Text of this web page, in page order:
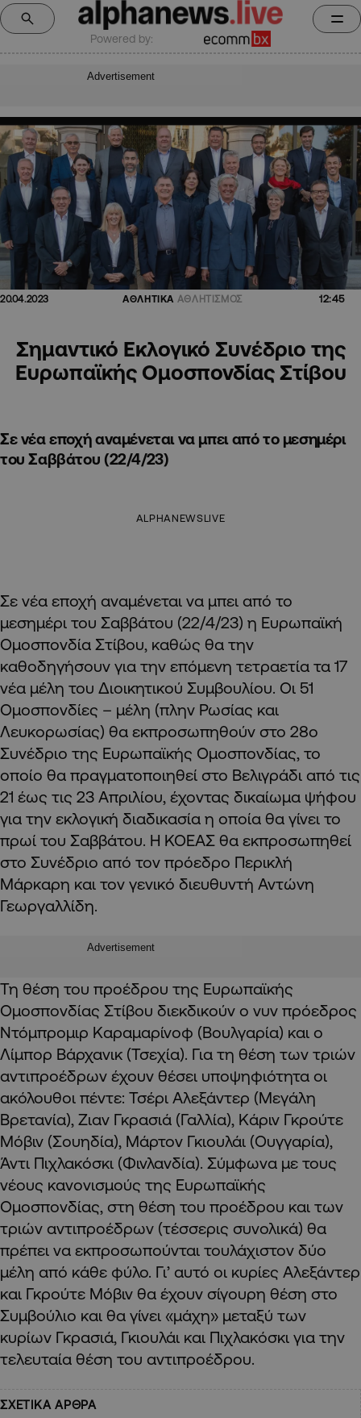
Powered by:
Advertisement
20.04.2023 ΑΘΛΗΤΙΚΑ ΑΘΛΗΤΙΣΜΟΣ 12:45
Σημαντικό Εκλογικό Συνέδριο της
Ευρωπαϊκής Ομοσπονδίας Στίβου
Σε νέα εποχή αναμένεται να μπει από το μεσημέρι
του Σαββάτου (22/4/23)
ALPHANEWSLIVE
Σε νέα εποχή αναμένεται να μπει από το
μεσημέρι του Σαββάτου (22/4/23) η Ευρωπαϊκή
Ομοσπονδία Στίβου, καθώς θα την
καθοδηγήσουν για την επόμενη τετραετία τα 17
νέα μέλη του Διοικητικού Συμβουλίου. Οι 51
Ομοσπονδίες – μέλη (πλην Ρωσίας και
Λευκορωσίας) θα εκπροσωπηθούν στο 28ο
Συνέδριο της Ευρωπαϊκής Ομοσπονδίας, το
οποίο θα πραγματοποιηθεί στο Βελιγράδι από τις
21 έως τις 23 Απριλίου, έχοντας δικαίωμα ψήφου
για την εκλογική διαδικασία η οποία θα γίνει το
πρωί του Σαββάτου. Η ΚΟΕΑΣ θα εκπροσωπηθεί
στο Συνέδριο από τον πρόεδρο Περικλή
Μάρκαρη και τον γενικό διευθυντή Αντώνη
Γεωργαλλίδη.
Advertisement
Τη θέση του προέδρου της Ευρωπαϊκής
Ομοσπονδίας Στίβου διεκδικούν ο νυν πρόεδρος
Ντόμπρομιρ Καραμαρίνοφ (Βουλγαρία) και ο
Λίμπορ Βάρχανικ (Τσεχία). Για τη θέση των τριών
αντιπροέδρων έχουν θέσει υποψηφιότητα οι
ακόλουθοι πέντε: Τσέρι Αλεξάντερ (Μεγάλη
Βρετανία), Ζιαν Γκρασιά (Γαλλία), Κάριν Γκρούτε
Μόβιν (Σουηδία), Μάρτον Γκιουλάι (Ουγγαρία),
Άντι Πιχλακόσκι (Φινλανδία). Σύμφωνα με τους
νέους κανονισμούς της Ευρωπαϊκής
Ομοσπονδίας, στη θέση του προέδρου και των
τριών αντιπροέδρων (τέσσερις συνολικά) θα
πρέπει να εκπροσωπούνται τουλάχιστον δύο
μέλη από κάθε φύλο. Γι’ αυτό οι κυρίες Αλεξάντερ
και Γκρούτε Μόβιν θα έχουν σίγουρη θέση στο
Συμβούλιο και θα γίνει «μάχη» μεταξύ των
κυρίων Γκρασιά, Γκιουλάι και Πιχλακόσκι για την
τελευταία θέση του αντιπροέδρου.
ΣΧΕΤΙΚΑ ΑΡΘΡΑ